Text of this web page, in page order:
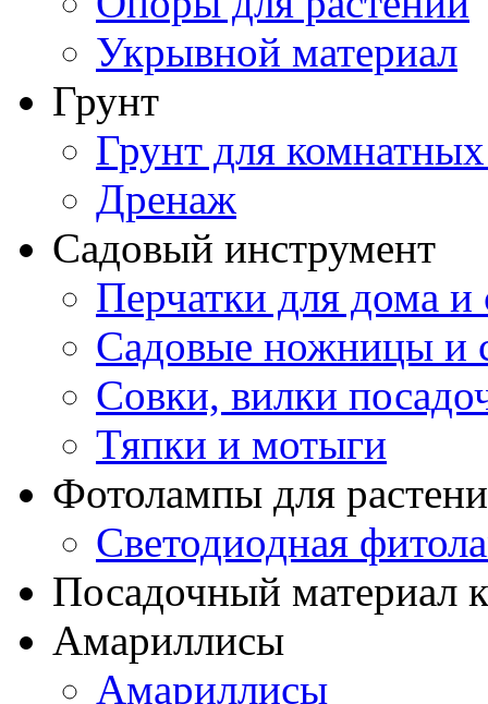
Укрывной материал
Грунт
Грунт для
Дренаж
Садовый инструмент
Перчатки для дома и
Садовые ножницы и
Совки, вилки
Тяпки и мотыги
Фотолампы для
Светодиодная
Посадочный материал
Амариллисы
Амариллисы